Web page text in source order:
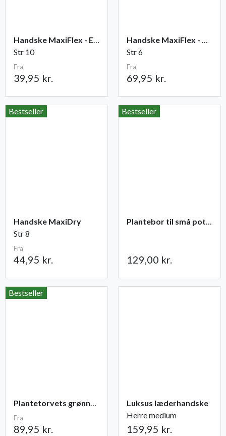
Handske MaxiFlex - Elite
Str 10
Fra
39,95 kr.
Handske MaxiFlex - Cut
Str 6
Fra
69,95 kr.
Bestseller
Handske MaxiDry
Str 8
Fra
44,95 kr.
Bestseller
Plantebor til små potter
129,00 kr.
Bestseller
Plantetorvets grønne vandingspose 75 liter
Fra
89,95 kr.
Luksus læderhandske
Herre medium
159,95 kr.